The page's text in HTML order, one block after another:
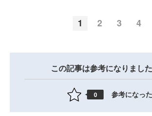
1 2 3 4
この記事は参考になりまし
0 参考になった